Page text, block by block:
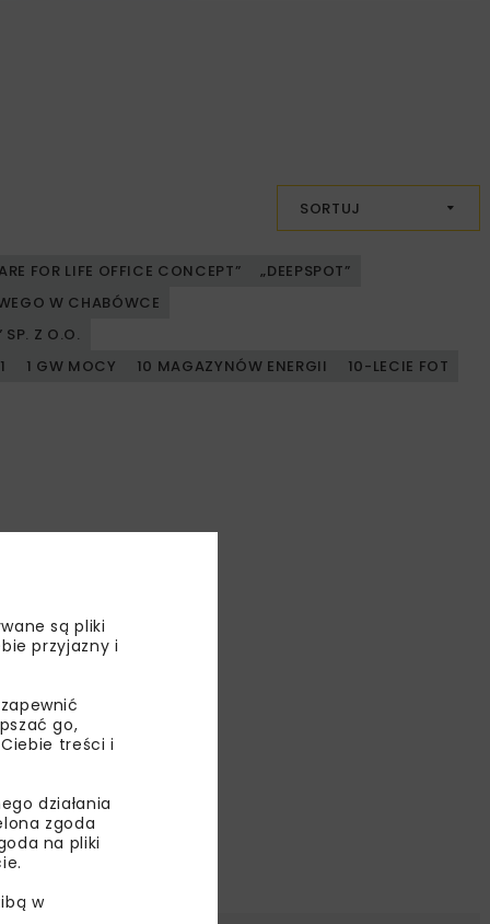
SORTUJ
FOR LIFE OFFICE CONCEPT”
„DEEPSPOT”
W CHABÓWCE
SP. Z O.O.
1 1 GW MOCY 10 MAGAZYNÓW ENERGII
10-LECIE FOT
są pliki
przyjazny i
go,
treści i
działania
zgoda
na pliki
w